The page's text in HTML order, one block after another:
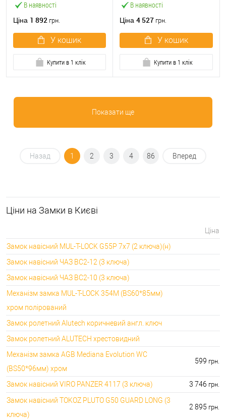
В наявності
Ціна 1 892 грн.
У кошик
Купити в 1 клік
В наявності
Ціна 4 527 грн.
У кошик
Купити в 1 клік
Показати ще
Назад 1 2 3 4 86 Вперед
Ціни на Замки в Києві
Ціна
Замок навісний MUL-T-LOCK G55P 7x7 (2 ключа)(н)
Замок навісний ЧАЗ ВС2-12 (3 ключа)
Замок навісний ЧАЗ ВС2-10 (3 ключа)
Механізм замка MUL-T-LOCK 354M (BS60*85мм)
хром полірований
Замок ролетний Alutech коричневий англ. ключ
Замок ролетний ALUTECH хрестовидний
Механізм замка AGB Mediana Evolution WC
(BS50*96мм) хром
599 грн.
Замок навісний VIRO PANZER 4117 (3 ключа) 3 746 грн.
Замок навісний TOKOZ PLUTO G50 GUARD LONG (3
ключа)
2 895 грн.